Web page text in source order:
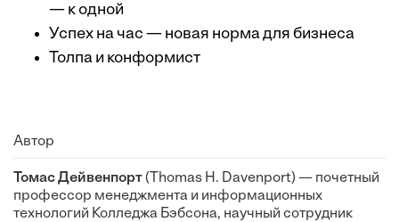
— к одной
Успех на час ­— новая норма для бизнеса
Толпа и конформист
Автор
Томас Дейвенпорт(Thomas H. Davenport) — почетный
профессор менеджмента и информационных
технологий Колледжа Бэбсона, научный сотрудник